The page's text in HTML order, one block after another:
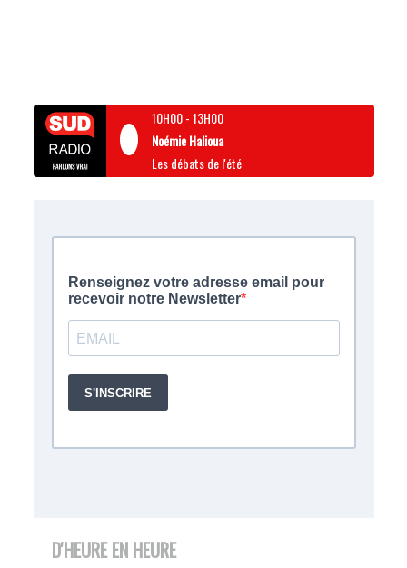
10H00-13H00
Noémie Halioua
Les débats de l'été
D'HEURE EN HEURE